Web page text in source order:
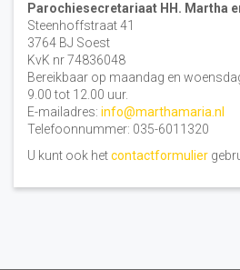
Parochiesecretariaat HH. Martha
Steenhoffstraat 41
3764 BJ Soest
KvK nr 74836048
Bereikbaar op maandag en
9.00 tot 12.00 uur.
E-mailadres: info@marthamaria.nl
Telefoonnummer: 035-6011320
U kunt ook hetcontactformulier